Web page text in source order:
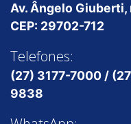
Av. Ângelo Giuberti,
CEP: 29702-712
Telefones:
(27) 3177-7000 /
9838